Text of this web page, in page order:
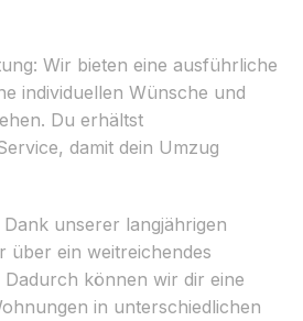
Wir bieten eine ausführliche
individuellen Wünsche und
Du erhältst
damit dein Umzug
unserer langjährigen
über ein weitreichendes
können wir dir eine
in unterschiedlichen